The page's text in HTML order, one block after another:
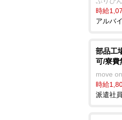
時給
アルバ
部品工
可/寮費
move
時給
派遣社